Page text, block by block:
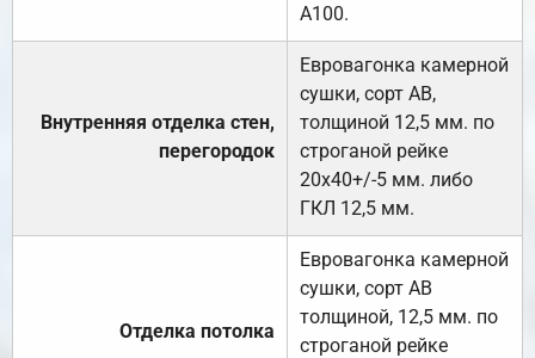
А100.
Внутренняя отделка стен,
перегородок
Евровагонка камерной
сушки, сорт АВ,
толщиной 12,5 мм. по
строганой рейке
20х40+/-5 мм. либо
ГКЛ 12,5 мм.
Отделка потолка
Евровагонка камерной
сушки, сорт АВ
толщиной, 12,5 мм. по
строганой рейке